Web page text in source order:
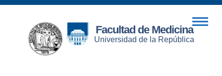
Facultad de Medicina
Universidad de la República